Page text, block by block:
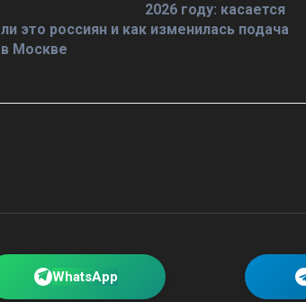
2026 году: касается
ли это россиян и как изменилась подача
в Москве
WhatsApp